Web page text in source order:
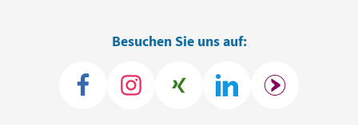
Besuchen Sie uns auf: